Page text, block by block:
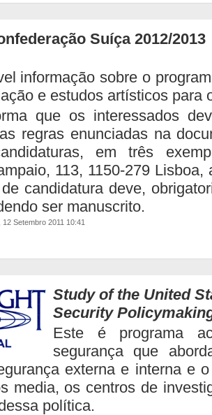
Suíça 2012/2013
informação sobre o
e estudos artísticos para
que os interessados
regras enunciadas na
em três
113, 1150-279
candidatura deve,
ser manuscrito.
Setembro 2011 10:41
Study of the United
Security
Este é programa
segurança que
externa e interna e
media, os centros de
política.